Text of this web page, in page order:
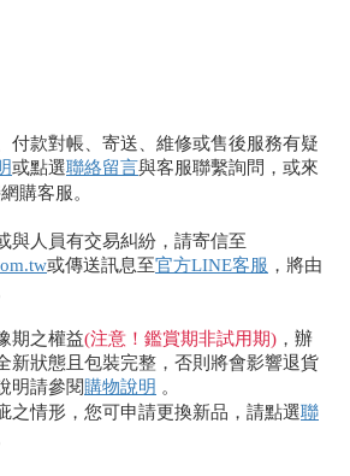
付款對帳、寄送、維修或售後服務有疑
或點選聯絡留言與客服聯繫詢問，或來
購客服。
與人員有交易糾紛，請寄信至
或傳送訊息至官方LINE客服 ，將由
期之權益(注意！鑑賞期非試用期) ，辦
新狀態且包裝完整，否則將會影響退貨
明請參閱購物說明 。
之情形，您可申請更換新品，請點選聯